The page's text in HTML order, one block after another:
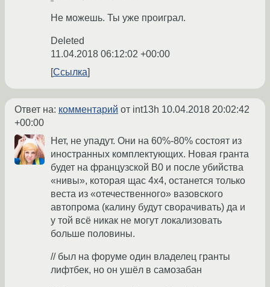
Не можешь. Ты уже проиграл.
Deleted
11.04.2018 06:12:02 +00:00
Ссылка
Ответ на: комментарий от int13h 10.04.2018 20:02:42
+00:00
Нет, не упадут. Они на 60%-80% состоят из
иностранных комплектующих. Новая гранта
будет на французской B0 и после убийства
«нивы», которая щас 4х4, останется только
веста из «отечественного» вазовского
автопрома (калину будут сворачивать) да и
у той всё никак не могут локализовать
больше половины.
// был на форуме один владелец гранты
лифтбек, но он ушёл в самозабан